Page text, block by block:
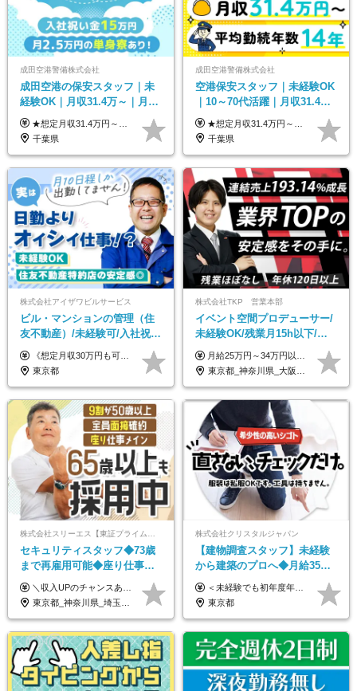
成田空港警備株式会社
成田空港の保安スタッフ｜未
経験OK｜月収31.4万～｜月
2.5万の単身寮｜住宅手当&家
族手当｜入社祝い金15万
★想定月収31.4万円～＋賞与年2回（59万円以上） ★入社お祝い金15万円支給 ★水道+光熱費無料の家賃がリーズナブルな社員寮(単身寮)あり！ ★住宅手当&家族手当あり 月給24万5000円以上(基本給21万1000円＋業務別手当35,000円)＋賞与年2回（賞与支給額：59万円以上を想定）＋残業代全額 ※みなし残業なし！残業代は全額支給します。 ※資格手当・深夜手当など、様々な手当をご用意しています。 ※入社お祝い金は１か月経過後、3ヶ月経過後、6ヶ月経過後に各5万円ずつ給与に加算して支給いたします。 ※指定の検定資格をお持ちの方には別途手当を支給します。入社後に取得した場合は給与に加算し支給します。 ・施設警備 1級7,000円 2級4,000円 ・交通誘導 1級7,000円 2級4,000円 ・雑踏警備 1級7,000円 2級4,000円 など
千葉県
成田空港警備株式会社
空港保安スタッフ｜未経験OK
｜10～70代活躍｜月収31.4万
&賞与年2回｜家族・住宅手当
｜光熱費0円の単身寮
★想定月収31.4万円～＋賞与年2回（59万円以上） ★入社お祝い金15万円支給 ★水道+光熱費無料の家賃がリーズナブルな社員寮(単身寮)あり！ 月給24万5000円以上(基本給21万1000円＋業務別手当35,000円)＋賞与年2回（賞与支給額：59万円以上を想定）＋残業代全額 ※みなし残業なし！残業代は全額支給します。 ※資格手当・深夜手当など、様々な手当をご用意しています。 ※入社お祝い金は１か月経過後、3ヶ月経過後、6ヶ月経過後に各5万円ずつ給与に加算して支給いたします。 ※指定の検定資格をお持ちの方には別途手当を支給します。入社後に取得した場合は給与に加算し支給します。 ・施設警備 1級7,000円 2級4,000円 ・交通誘導 1級7,000円 2級4,000円 ・雑踏警備 1級7,000円 2級4,000円 など
千葉県
株式会社アイザワビルサービス
ビル・マンションの管理（住
友不動産）/未経験可/入社祝い
金10万円/月収30万円可/40～
50代活躍/S102
《想定月収30万円も可能！/想定年収380万円》 ■月給24万5000円以上＋賞与年2回(2カ月/2025年実績)＋時間外手当＋資格手当＋役職手当＋交通費 ………… ≪昇給、賞与、および各種諸手当について≫ ◇入社お祝い金（10万円 ※3カ月精勤後支給） ◇昇給/年1回 ◇賞与/年2回(2カ月/2025年実績) ◇時間外手当 ◇資格手当 └・ビル設備管理技能士1級（1万円/月） ・ビル設備管理技能士2級（5000円/月） ・建築物環境衛生管理技術者（1万円/月） ・防火管理技能者（3000円/月） ・消防設備士乙4類（3000円/月） 他 ◇役職手当 └・班長/サブリーダー/リーダー（5000円～2万円/月） ◇物件手当（最大2万円 ※物件により異なる） ◇退職金あり ※経験・年齢・能力を考慮した上、当社規定により優遇いたします。 ※3カ月の試用期間あり。その間の給与や福利厚生に差異はありません。 《モデル年収》 ・入社1年/35歳：年収380万円 ・入社3年/38歳：年収400万円
東京都
株式会社TKP 営業本部
イベント空間プロデューサー/
未経験OK/残業月15h以下/豊
富な福利厚生/全国募集/平均有
給取得日数14.9日
月給25万円～34万円以上＋各種手当＋残業代＋賞与年2回（昨年度2～4ヶ月分） 初年度想定年収：350万円～ ＜クラス・経験別の月給目安＞ ■メンバークラス：月給25万円以上 ■店長やSVなどのマネジメント経験者：月給30万円～スタート可 ■リーダークラス：月給34万円以上 ※月給は配属エリア・経験・能力を考慮して決定します（前職の経験・収入をお聞かせください）。 ※上記にはみなし残業手当20～30時間分（メンバー：3万1134円以上、経験5年以上：5万2448円以上、リーダー：5万9441円以上）を含みます。 ※超過分は別途支給いたします。
東京都_神奈川県_大阪府_愛知県_北海道_宮城県_静岡県_京都府_広島県_福岡県
株式会社スリーエス【東証プライム上場グループ】
セキュリティスタッフ◆73歳
まで再雇用可能◆座り仕事中
心◆東証プライム上場G◆応
募者全員面接◆賞与年2回
＼収入UPのチャンスあり◎昇給も可能です！／ ◆正社員 月給(地域による）＋グレード手当、深夜手当、残業代（全額支給）等の各種手当＋賞与年2回 ＜東京都／神奈川県（横浜市）＞ 月給21万4000円～27万円 ＜埼玉県／千葉県＞ 月給19万90000円～25万1000円 ＜栃木県／茨城県／山梨県＞ 月給18万4000円～23万6000円 【試用期間】 正社員：3ヵ月 アルバイト：なし ※試用期間と本採用後の給与・待遇に差異はありません ※グレード手当、深夜手当の詳細額は面接にてご案内させていただきます ※正社員は60歳定年のため、60代の方は嘱託社員での採用です。給与条件は嘱託給与となり、退職金と賞与がありません ＼正社員は「グレード認定制」という評価あり！制度勤続年数等に応じて入社時から手当を支給／ ◆グレードI：＋2000円（入社時～） ◆グレードII：＋5000円（在籍1年以上＆当社基準に当てはまる方） ◆グレードIII：＋1万円（社内試験の合格者） ◆アルバイト・パート 東京都:時給1226円 神奈川県:時給1225円 千葉県：時給1140円 埼玉県:時給1141円 栃木県:1068円 茨城県:1074円 山梨県:1052円
東京都_神奈川県_埼玉県_千葉県_茨城県_栃木県_山梨県
株式会社クリスタルジャパン
【建物調査スタッフ】未経験
から建築のプロへ◆月給35万
円～＋賞与年2回◆官公庁・
UR直取引◆残業月10h
＜未経験でも初年度年収490万円～＞ ◆月給35万円～65万円＋賞与年2回（7月・12月） 【なぜ未経験に35万円を払えるのか】 UR都市機構様・日本郵政様・官公庁との直取引で中間マージンがなく、修繕・緊急対応だけで年4,000～5,000件。仕事が途切れない基盤があるため、調査を担う人材に相応の給与を支払えます。 【昇給について】 年齢や社歴ではなく、成長と貢献に応じて昇給する仕組みです。1回の昇給で年収100万円UPした社員もいます。 ※経験・スキルに応じて加給・優遇いたします ※試用期間3ヶ月（その間の給与・待遇に差異はありません） ※上記月給には、固定残業代（月45時間分／8.8万円～16.5万円）を含みます。超過分は別途全額支給します ※実際の残業は月平均10時間程度です。固定残業代は残業の有無にかかわらず全額支給します 【固定残業代について】 固定残業45時間分（88,000円～165,000円）を含む ※超過分は別途全額支給
東京都